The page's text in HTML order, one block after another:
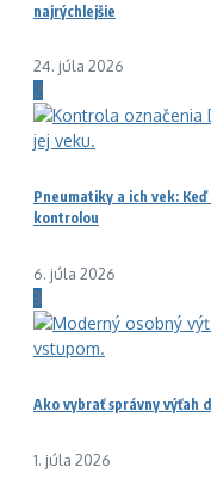
najrýchlejšie
24. júla 2026
2
Pneumatiky a ich vek:
kontrolou
6. júla 2026
3
Ako vybrať správny výťah
1. júla 2026